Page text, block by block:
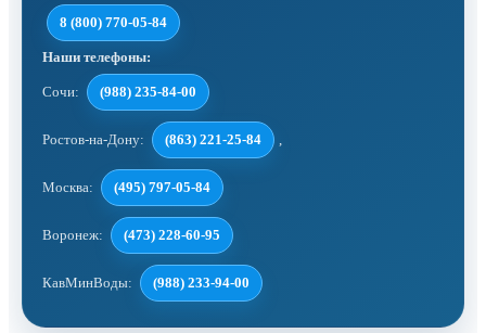
8 (800) 770-05-84
Наши телефоны:
Сочи: (988) 235-84-00
Ростов-на-Дону: (863) 221-25-84 ,
Москва: (495) 797-05-84
Воронеж: (473) 228-60-95
КавМинВоды: (988) 233-94-00